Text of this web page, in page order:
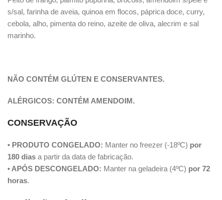
s/sal, farinha de aveia, quinoa em flocos, páprica doce, curry,
cebola, alho, pimenta do reino, azeite de oliva, alecrim e sal
marinho.
NÃO CONTÉM GLÚTEN E CONSERVANTES.
ALÉRGICOS: CONTÉM AMENDOIM.
CONSERVAÇÃO
• PRODUTO CONGELADO: Manter no freezer (-18ºC) por
180 dias a partir da data de fabricação.
• APÓS DESCONGELADO: Manter na geladeira (4ºC) por 72
horas.